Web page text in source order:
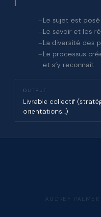
Le sujet est
Le savoir et les
La diversité des
Le processus
et s’y reconnaît
OUTPUT
Livrable collectif
orientations…)
AUDREY